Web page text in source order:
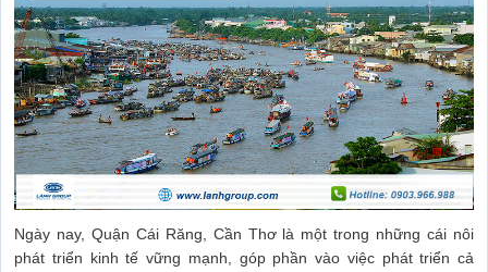
Ngày nay, Quận Cái Răng, Cần Thơ là một trong những cái nôi
phát triển kinh tế vững mạnh, góp phần vào việc phát triển cả